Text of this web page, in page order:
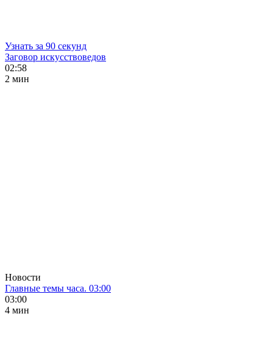
Узнать за 90 секунд
Заговор искусствоведов
02:58
2 мин
Новости
Главные темы часа. 03:00
03:00
4 мин